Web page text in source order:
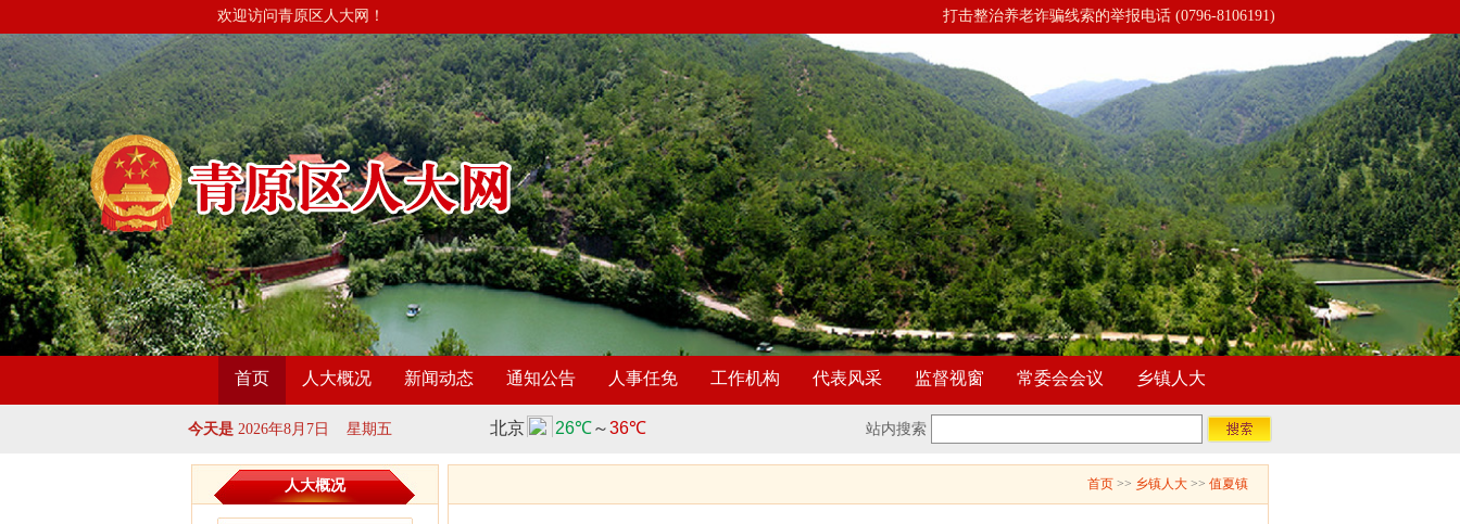
欢迎访问青原区人大网！ 打击整治养老诈骗线索的举报电话 (0796-8106191)
首页 人大概况 新闻动态 通知公告 人事任免 工作机构 代表风采 监督视窗 常委会会议 乡镇人大
今天是 2026年8月7日 星期五 站内搜索
人大概况 首页 >> 乡镇人大 >> 值夏镇